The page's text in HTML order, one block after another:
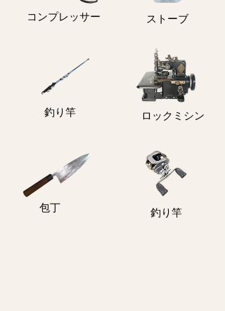
コンプレッサー ストーブ
釣り竿 ロックミシン
包丁 釣り竿